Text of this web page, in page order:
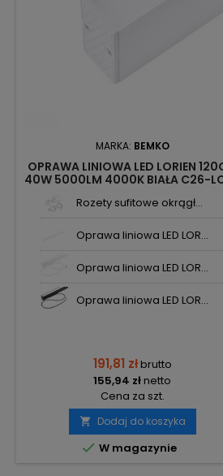
MARKA: BEMKO
OPRAWA LINIOWA LED LORIEN
40W 5000LM 4000K BIAŁA C26-
Rozety sufitowe okrągł...
Oprawa liniowa LED LOR...
Oprawa liniowa LED LOR...
Oprawa liniowa LED LOR...
191,81 złbrutto
155,94 złnetto
Cena za szt.
 Dodaj do koszyka
 W magazynie